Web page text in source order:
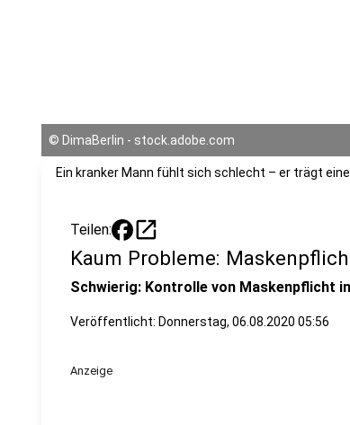
© DimaBerlin - stock.adobe.com
Ein kranker Mann fühlt sich schlecht – er trägt
Teilen: open_in_new
Kaum Probleme:
Schwierig: Kontrolle von Maskenpflicht
Veröffentlicht: Donnerstag, 06.08.2020 05:56
Anzeige